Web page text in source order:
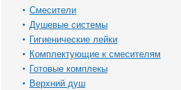
Смесители
Душевые системы
Гигиенические лейки
Комплектующие к смесителям
Готовые комплекы
Верхний душ